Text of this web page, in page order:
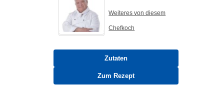
Weiteres von diesem
Chefkoch
Zutaten
Zum Rezept